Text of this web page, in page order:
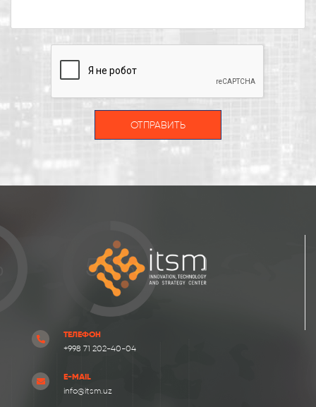
ОТПРАВИТЬ
ТЕЛЕФОН
+998 71 202-40-04
E-MAIL
info@itsm.uz